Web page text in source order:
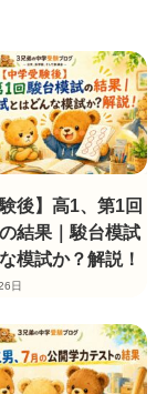
験後】高1、第1回
結果｜駿台模試
模試か？解説！
日